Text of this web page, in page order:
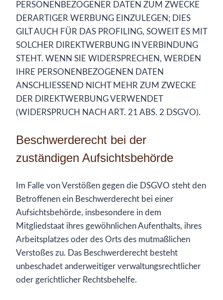
PERSONENBEZOGENER DATEN ZUM ZWECKE
DERARTIGER WERBUNG EINZULEGEN; DIES
GILT AUCH FÜR DAS PROFILING, SOWEIT ES MIT
SOLCHER DIREKTWERBUNG IN VERBINDUNG
STEHT. WENN SIE WIDERSPRECHEN, WERDEN
IHRE PERSONENBEZOGENEN DATEN
ANSCHLIESSEND NICHT MEHR ZUM ZWECKE
DER DIREKTWERBUNG VERWENDET
(WIDERSPRUCH NACH ART. 21 ABS. 2 DSGVO).
Beschwerde­recht bei der
zuständigen Aufsichts­behörde
Im Falle von Verstößen gegen die DSGVO steht den
Betroffenen ein Beschwerderecht bei einer
Aufsichtsbehörde, insbesondere in dem
Mitgliedstaat ihres gewöhnlichen Aufenthalts, ihres
Arbeitsplatzes oder des Orts des mutmaßlichen
Verstoßes zu. Das Beschwerderecht besteht
unbeschadet anderweitiger verwaltungsrechtlicher
oder gerichtlicher Rechtsbehelfe.